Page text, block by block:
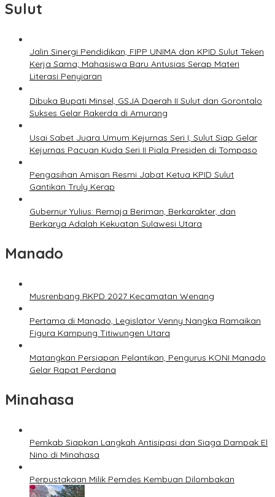
Sulut
Jalin Sinergi Pendidikan, FIPP UNIMA dan KPID Sulut Teken
Kerja Sama; Mahasiswa Baru Antusias Serap Materi
Literasi Penyiaran
Dibuka Bupati Minsel, GSJA Daerah II Sulut dan Gorontalo
Sukses Gelar Rakerda di Amurang
Usai Sabet Juara Umum Kejurnas Seri I, Sulut Siap Gelar
Kejurnas Pacuan Kuda Seri II Piala Presiden di Tompaso
Pengasihan Amisan Resmi Jabat Ketua KPID Sulut
Gantikan Truly Kerap
Gubernur Yulius: Remaja Beriman, Berkarakter, dan
Berkarya Adalah Kekuatan Sulawesi Utara
Manado
Musrenbang RKPD 2027 Kecamatan Wenang
Pertama di Manado, Legislator Venny Nangka Ramaikan
Figura Kampung Titiwungen Utara
Matangkan Persiapan Pelantikan, Pengurus KONI Manado
Gelar Rapat Perdana
Minahasa
Pemkab Siapkan Langkah Antisipasi dan Siaga Dampak El
Nino di Minahasa
Perpustakaan Milik Pemdes Kembuan Dilombakan